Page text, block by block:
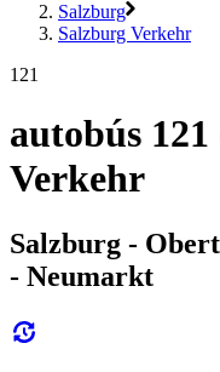
Salzburg
Salzburg Verkehr
121
autobús
Verkehr
Salzburg -
- Neumarkt